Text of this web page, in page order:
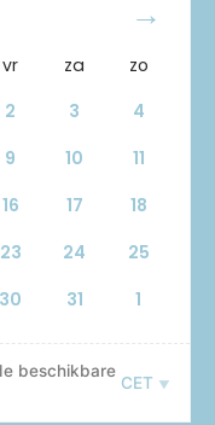
vr za
zo
2 3
4
9 10
11
16 17
18
23 24
25
30 31 1
beschikbare
CET